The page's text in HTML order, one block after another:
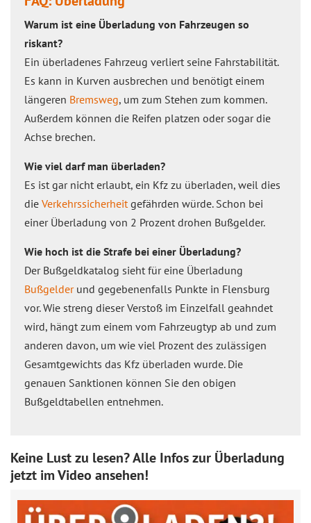
Warum ist eine Überladung von Fahrzeugen so
riskant?
Ein überladenes Fahrzeug verliert seine Fahrstabilität.
Es kann in Kurven ausbrechen und benötigt einem
längeren Bremsweg, um zum Stehen zum kommen.
Außerdem können die Reifen platzen oder sogar die
Achse brechen.
Wie viel darf man überladen?
Es ist gar nicht erlaubt, ein Kfz zu überladen, weil dies
die Verkehrssicherheitgefährden würde. Schon bei
einer Überladung von 2 Prozent drohen Bußgelder.
Wie hoch ist die Strafe bei einer Überladung?
Der Bußgeldkatalog sieht für eine Überladung
Bußgelderund gegebenenfalls Punkte in Flensburg
vor. Wie streng dieser Verstoß im Einzelfall geahndet
wird, hängt zum einem vom Fahrzeugtyp ab und zum
anderen davon, um wie viel Prozent des zulässigen
Gesamtgewichts das Kfz überladen wurde. Die
genauen Sanktionen können Sie den obigen
Bußgeldtabellen entnehmen.
Keine Lust zu lesen? Alle Infos zur Überladung
jetzt im Video ansehen!